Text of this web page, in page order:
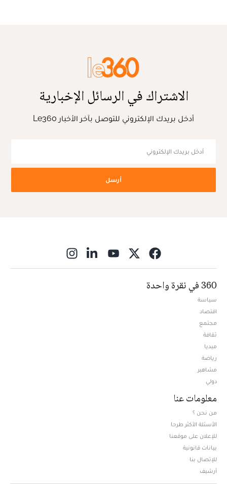
الاشتراك في الرسائل الإخبارية
أدخل بريدك الإلكتروني للتوصل بآخر الأخبار Le360
أرسل
360 في نقرة واحدة
سياسة
اقتصاد
مجتمع
ثقافة
ميديا
رياضة
مشاهير
دولي
معلومات عنا
من نحن ؟
الأسئلة الأكثر طرحا
للإعلان على موقعنا
بيانات قانونية
للإتصال بنا
أرشيف